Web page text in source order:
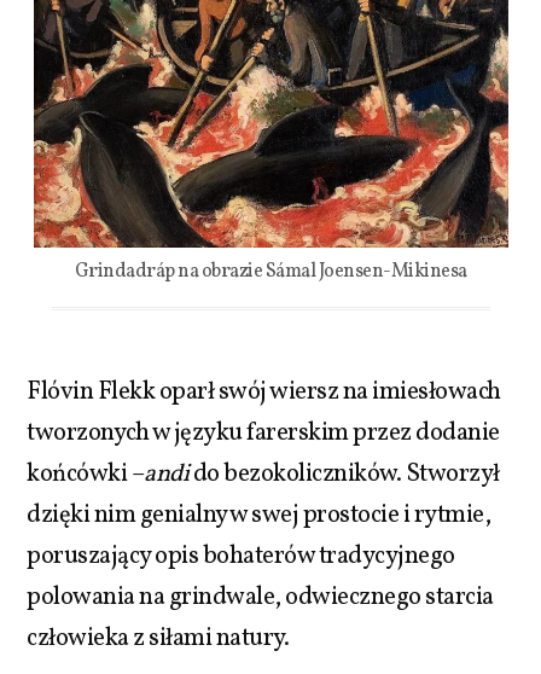
Grindadráp na obrazie Sámal Joensen-Mikinesa
Flóvin Flekk oparł swój wiersz na imiesłowach
tworzonych w języku farerskim przez dodanie
końcówki –andido bezokoliczników. Stworzył
dzięki nim genialny w swej prostocie i rytmie,
poruszający opis bohaterów tradycyjnego
polowania na grindwale, odwiecznego starcia
człowieka z siłami natury.